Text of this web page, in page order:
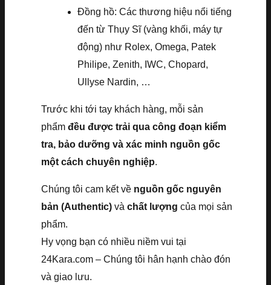
Đồng hồ: Các thương hiệu nổi tiếng
đến từ Thụy Sĩ (vàng khối, máy tự
động) như Rolex, Omega, Patek
Philipe, Zenith, IWC, Chopard,
Ullyse Nardin, …
Trước khi tới tay khách hàng, mỗi sản
phẩm đều được trải qua công đoạn kiểm
tra, bảo dưỡng và xác minh nguồn gốc
một cách chuyên nghiệp.
Chúng tôi cam kết về nguồn gốc nguyên
bản (Authentic) và chất lượng của mọi sản
phẩm.
Hy vọng bạn có nhiều niềm vui tại
24Kara.com – Chúng tôi hân hạnh chào đón
và giao lưu.